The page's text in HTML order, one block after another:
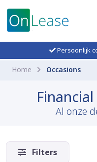
Persoonlijk
Home Occasions
Al onze
Filters